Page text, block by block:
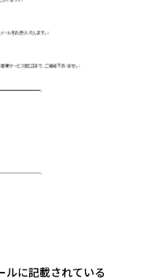
ルに記載されている